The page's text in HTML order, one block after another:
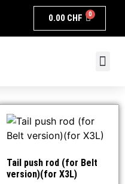
0.00 CHF 0
Tail push rod (for Belt
version)(for X3L)